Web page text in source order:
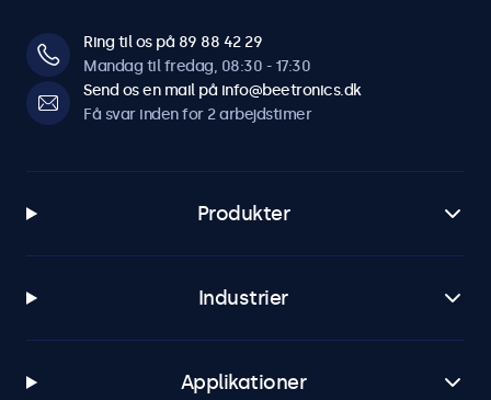
Ring til os på 89 88 42 29
Mandag til fredag, 08:30 - 17:30
Send os en mail på info@beetronics.dk
Få svar inden for 2 arbejdstimer
Produkter
Industrier
Applikationer